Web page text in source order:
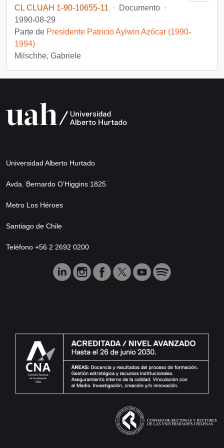
CL CLUAH 1-90-10655-11
· Documento ·
1990-08-29
Parte de Presidente Patricio Aylwin Azócar (1990-
1994)
Milschhe, Gabriele
Universidad Alberto Hurtado
Avda. Bernardo O’Higgins 1825
Metro Los Héroes
Santiago de Chile
Teléfono +56 2 2692 0200